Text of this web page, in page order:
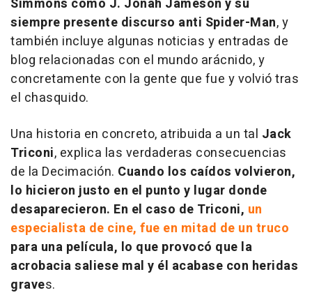
siempre presente discurso anti Spider-Man, y
también incluye algunas noticias y entradas de
blog relacionadas con el mundo arácnido, y
concretamente con la gente que fue y volvió tras
el chasquido.
Una historia en concreto, atribuida a un tal Jack
Triconi, explica las verdaderas consecuencias
de la Decimación. Cuando los caídos volvieron,
lo hicieron justo en el punto y lugar donde
desaparecieron. En el caso de Triconi, un
especialista de cine, fue en mitad de un truco
para una película, lo que provocó que la
acrobacia saliese mal y él acabase con heridas
graves.